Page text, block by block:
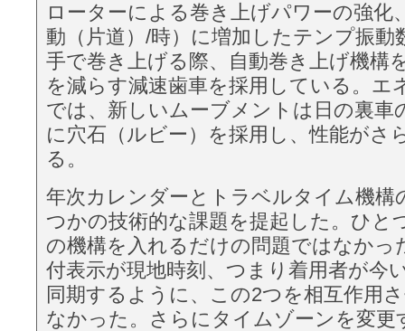
ローターによる巻き上げパワーの強化
動（片道）/時）に増加したテンプ振動
手で巻き上げる際、自動巻き上げ機構
を減らす減速歯車を採用している。エ
では、新しいムーブメントは日の裏車
に穴石（ルビー）を採用し、性能がさ
る。
年次カレンダーとトラベルタイム機構
つかの技術的な課題を提起した。ひと
の機構を入れるだけの問題ではなかっ
付表示が現地時刻、つまり着用者が今
同期するように、この2つを相互作用
なかった。さらにタイムゾーンを変更